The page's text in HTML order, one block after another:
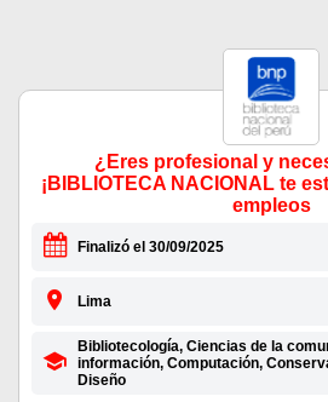
¿Eres profesional y
¡BIBLIOTECA NACIONAL te
empleos
Finalizó el 30/09/2025
Lima
Bibliotecología, Ciencias de la
información, Computación,
Diseño